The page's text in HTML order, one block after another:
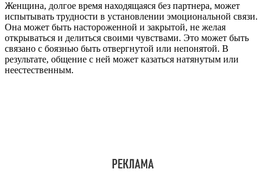
Женщина, долгое время находящаяся без партнера, может
испытывать трудности в установлении эмоциональной связи.
Она может быть настороженной и закрытой, не желая
открываться и делиться своими чувствами. Это может быть
связано с боязнью быть отвергнутой или непонятой. В
результате, общение с ней может казаться натянутым или
неестественным.